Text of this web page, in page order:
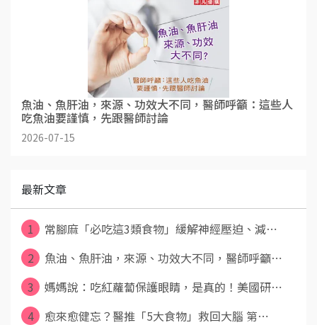
魚油、魚肝油，來源、功效大不同，醫師呼籲：這些人
吃魚油要謹慎，先跟醫師討論
2026-07-15
最新文章
1
常腳麻「必吃這3類食物」緩解神經壓迫、減⋯
2
魚油、魚肝油，來源、功效大不同，醫師呼籲⋯
3
媽媽說：吃紅蘿蔔保護眼睛，是真的！美國研⋯
4
愈來愈健忘？醫推「5大食物」救回大腦 第⋯